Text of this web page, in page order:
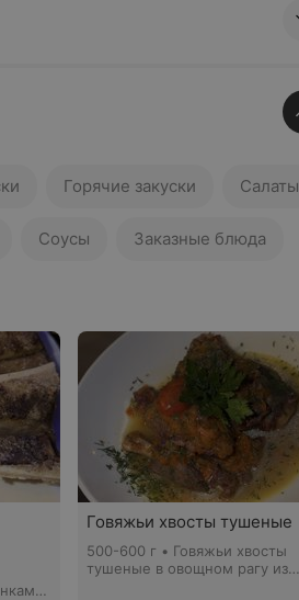
Горячие закуски Салаты
Соусы Заказные блюда
Говяжьи хвосты тушеные
500-600 г • Говяжьи хвосты
тушеные в овощном рагу из